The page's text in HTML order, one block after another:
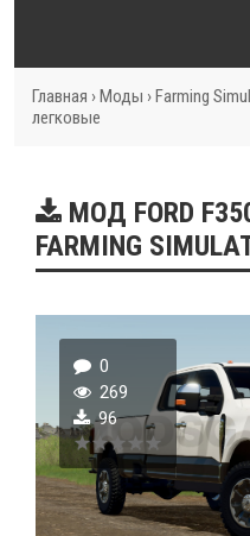
Главная › Моды › Farming
легковые
МОД FORD
FARMING
0
269
96